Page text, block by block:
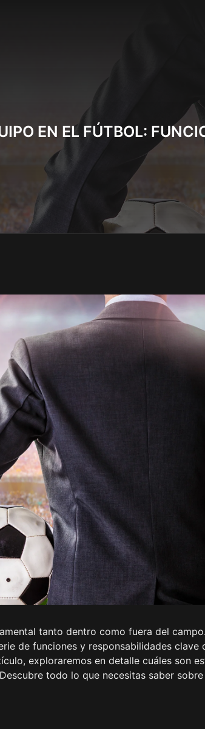
EN EL FÚTBOL:
tanto dentro como fuera del
de funciones y responsabilidades clave
exploraremos en detalle cuáles son
todo lo que necesitas saber